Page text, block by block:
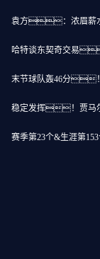
袁方：浓眉薪水
哈特谈东契奇交易
末节球队轰46分
稳定发挥！贾马尔
赛季第23个&生涯第